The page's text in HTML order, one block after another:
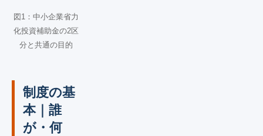
図1：中小企業省力
化投資補助金の2区
分と共通の目的
制度の基
本｜誰
が・何